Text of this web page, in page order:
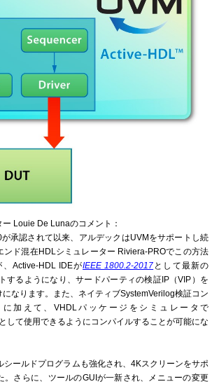
Louie De Lunaのコメント：
が承認されて以来、アルデックはUVMをサポートし続
ンド混在HDLシミュレーター Riviera-PROでこの方法
Active-HDL IDEがIEEE 1800.2-2017 として最新の
するようになり、サードパーティの検証IP（VIP）を
なります。また、ネイティブSystemVerilog検証コン
加えて、VHDLパッケージをシミュレータで
して使用できるようにコンパイルすることが可能にな
ールドプログラムも強化され、4Kスクリーンをサポ
。さらに、ツールのGUIが一新され、メニューの変更